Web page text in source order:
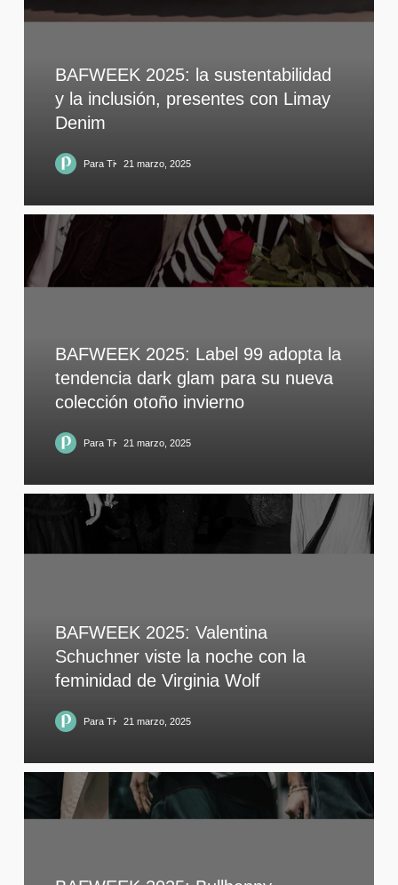
BAFWEEK 2025: la sustentabilidad
y la inclusión, presentes con Limay
Denim
Para Ti 21 marzo, 2025
BAFWEEK 2025: Label 99 adopta la
tendencia dark glam para su nueva
colección otoño invierno
Para Ti 21 marzo, 2025
BAFWEEK 2025: Valentina
Schuchner viste la noche con la
feminidad de Virginia Wolf
Para Ti 21 marzo, 2025